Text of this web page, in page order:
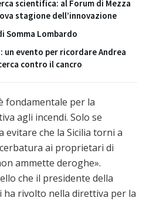
scientifica: al Forum di Mezza
stagione dell’innovazione
Somma Lombardo
un evento per ricordare Andrea
contro il cancro
fondamentale per la
agli incendi. Solo se
evitare che la Sicilia torni a
ai proprietari di
ammette deroghe».
che il presidente della
ha rivolto nella direttiva per la